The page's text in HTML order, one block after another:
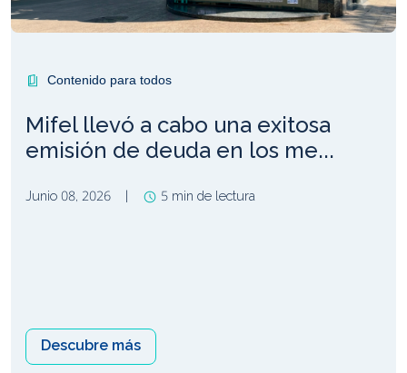
Contenido para todos
Mifel llevó a cabo una exitosa
emisión de deuda en los me...
Junio 08, 2026 | 5 min de lectura
Descubre más